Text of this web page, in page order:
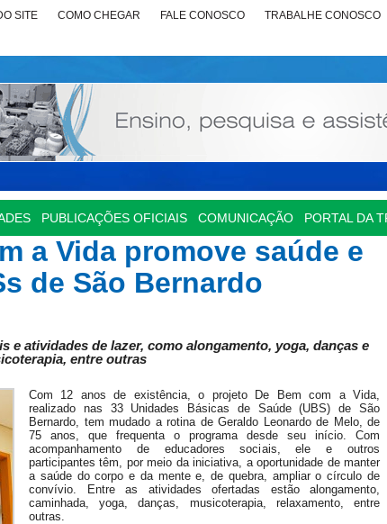
SITE COMO CHEGAR FALE CONOSCO TRABALHE CONOSCO
PUBLICAÇÕES OFICIAIS COMUNICAÇÃO PORTAL DA
a Vida promove saúde e
de São Bernardo
e atividades de lazer, como alongamento, yoga, danças e
entre outras
Com 12 anos de existência, o projeto De Bem com a Vida,
realizado nas 33 Unidades Básicas de Saúde (UBS) de São
Bernardo, tem mudado a rotina de Geraldo Leonardo de Melo, de
75 anos, que frequenta o programa desde seu início. Com
acompanhamento de educadores sociais, ele e outros
participantes têm, por meio da iniciativa, a oportunidade de manter
a saúde do corpo e da mente e, de quebra, ampliar o círculo de
convívio. Entre as atividades ofertadas estão alongamento,
caminhada, yoga, danças, musicoterapia, relaxamento, entre
outras.